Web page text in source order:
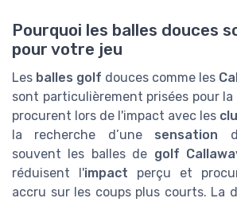
Pourquoi les balles douces
pour votre jeu
Les balles golf douces comme les
sont particulièrement prisées pour
procurent lors de l'impact avec les
la recherche d’une sensation
souvent les balles de golf
réduisent l'impact perçu et
accru sur les coups plus courts. La